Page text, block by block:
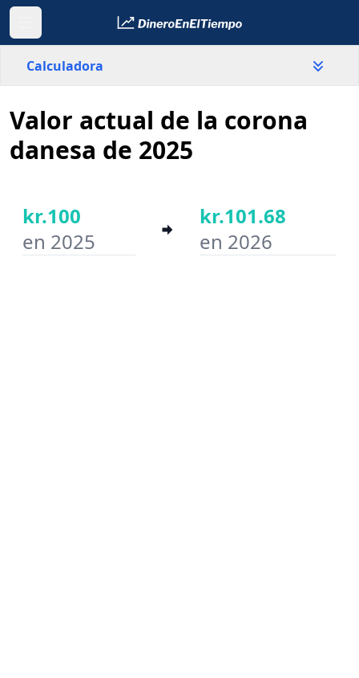
Calculadora
País
Año inicial
Valor actual de la corona
danesa de 2025
kr.100
en 2025
kr.101.68
en 2026